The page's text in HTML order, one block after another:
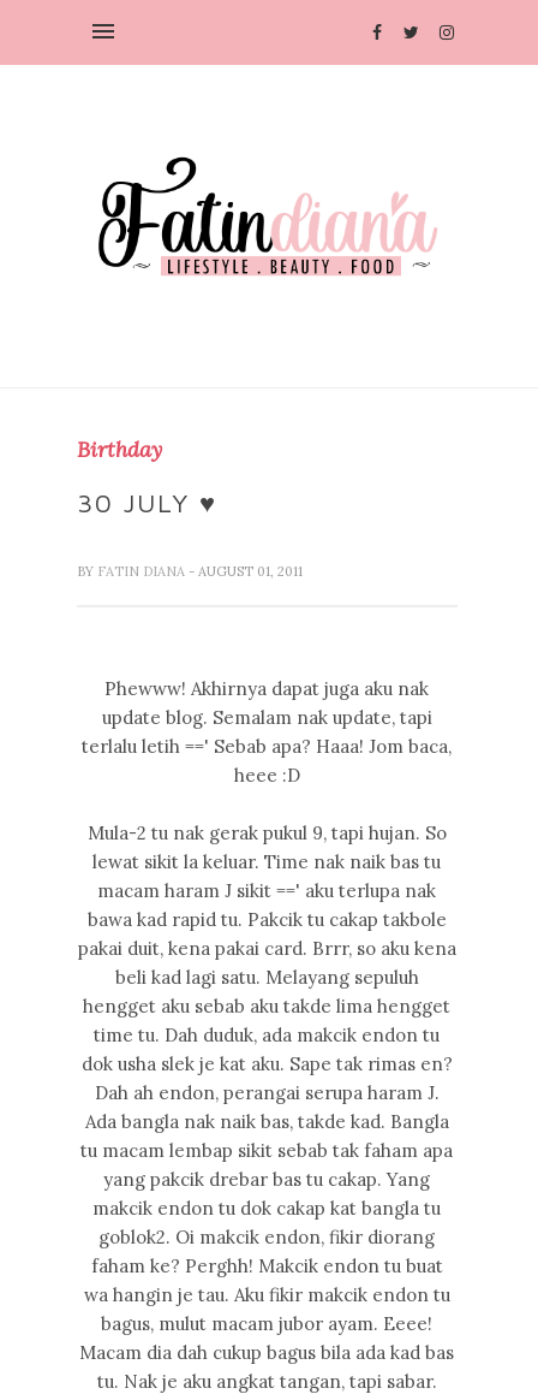
Birthday
30 JULY ♥
BY FATIN DIANA - AUGUST 01, 2011
Phewww! Akhirnya dapat juga aku nak
update blog. Semalam nak update, tapi
terlalu letih ==' Sebab apa? Haaa! Jom baca,
heee :D
Mula-2 tu nak gerak pukul 9, tapi hujan. So
lewat sikit la keluar. Time nak naik bas tu
macam haram J sikit ==' aku terlupa nak
bawa kad rapid tu. Pakcik tu cakap takbole
pakai duit, kena pakai card. Brrr, so aku kena
beli kad lagi satu. Melayang sepuluh
hengget aku sebab aku takde lima hengget
time tu. Dah duduk, ada makcik endon tu
dok usha slek je kat aku. Sape tak rimas en?
Dah ah endon, perangai serupa haram J.
Ada bangla nak naik bas, takde kad. Bangla
tu macam lembap sikit sebab tak faham apa
yang pakcik drebar bas tu cakap. Yang
makcik endon tu dok cakap kat bangla tu
goblok2. Oi makcik endon, fikir diorang
faham ke? Perghh! Makcik endon tu buat
wa hangin je tau. Aku fikir makcik endon tu
bagus, mulut macam jubor ayam. Eeee!
Macam dia dah cukup bagus bila ada kad bas
tu. Nak je aku angkat tangan, tapi sabar.